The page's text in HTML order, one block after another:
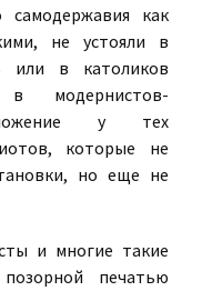
самодержавия как
не устояли в
или в католиков
модернистов-
у тех
которые не
но еще не
и многие такие
печатью